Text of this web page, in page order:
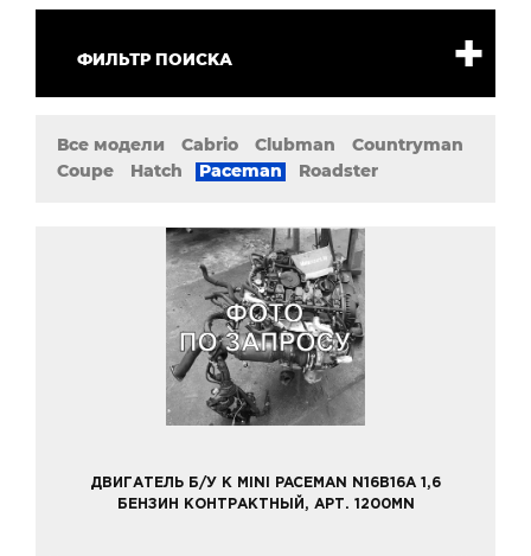
ФИЛЬТР ПОИСКА
Все модели Cabrio Clubman
Countryman
Coupe
Hatch Paceman Roadster
ДВИГАТЕЛЬ Б/У К MINI PACEMAN N16B16A 1,6
БЕНЗИН КОНТРАКТНЫЙ, АРТ. 1200MN